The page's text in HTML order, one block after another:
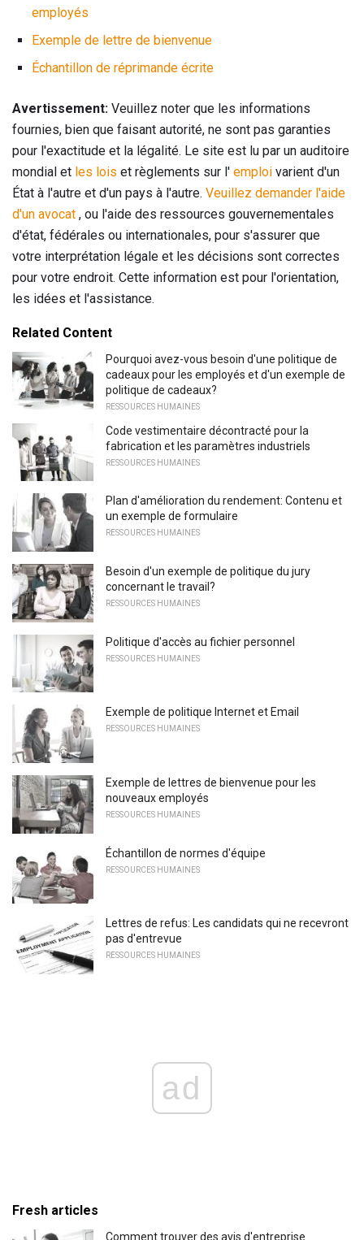
employés
Exemple de lettre de bienvenue
Échantillon de réprimande écrite
Avertissement: Veuillez noter que les informations
fournies, bien que faisant autorité, ne sont pas garanties
pour l'exactitude et la légalité. Le site est lu par un auditoire
mondial et les lois et règlements sur l' emploi varient d'un
État à l'autre et d'un pays à l'autre. Veuillez demander l'aide
d'un avocat , ou l'aide des ressources gouvernementales
d'état, fédérales ou internationales, pour s'assurer que
votre interprétation légale et les décisions sont correctes
pour votre endroit. Cette information est pour l'orientation,
les idées et l'assistance.
Related Content
Pourquoi avez-vous besoin d'une politique de
cadeaux pour les employés et d'un exemple de
politique de cadeaux?
RESSOURCES HUMAINES
Code vestimentaire décontracté pour la
fabrication et les paramètres industriels
RESSOURCES HUMAINES
Plan d'amélioration du rendement: Contenu et
un exemple de formulaire
RESSOURCES HUMAINES
Besoin d'un exemple de politique du jury
concernant le travail?
RESSOURCES HUMAINES
Politique d'accès au fichier personnel
RESSOURCES HUMAINES
Exemple de politique Internet et Email
RESSOURCES HUMAINES
Exemple de lettres de bienvenue pour les
nouveaux employés
RESSOURCES HUMAINES
Échantillon de normes d'équipe
RESSOURCES HUMAINES
Lettres de refus: Les candidats qui ne recevront
pas d'entrevue
RESSOURCES HUMAINES
ad
Fresh articles
Comment trouver des avis d'entreprise